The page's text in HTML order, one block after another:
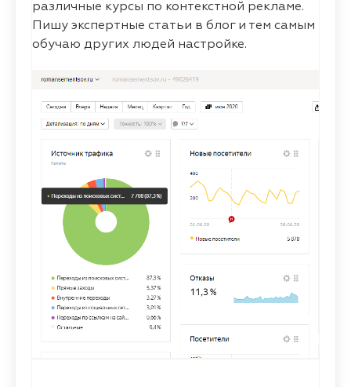
различные курсы по контекстной рекламе.
Пишу экспертные статьи в блог и тем самым
обучаю других людей настройке.